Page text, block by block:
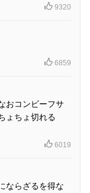
9320
6859
おコンビーフサ
ょちょ切れる
6019
ならざるを得な